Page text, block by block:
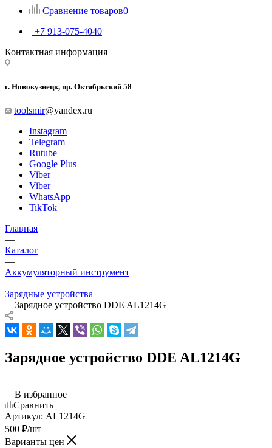
Сравнение товаров0
+7 913-075-4040
Контактная информация
г. Новокузнецк, пр. Октябрьский 58
toolsmir@yandex.ru
Instagram
Telegram
Rutube
Google Plus
Viber
Viber
WhatsApp
TikTok
Главная
—
Каталог
—
Аккумуляторный инструмент
—
Зарядные устройства
—Зарядное устройство DDE AL1214G
Зарядное устройство DDE AL1214G
В избранное
Сравнить
Артикул: AL1214G
500 ₽/шт
Варианты цен